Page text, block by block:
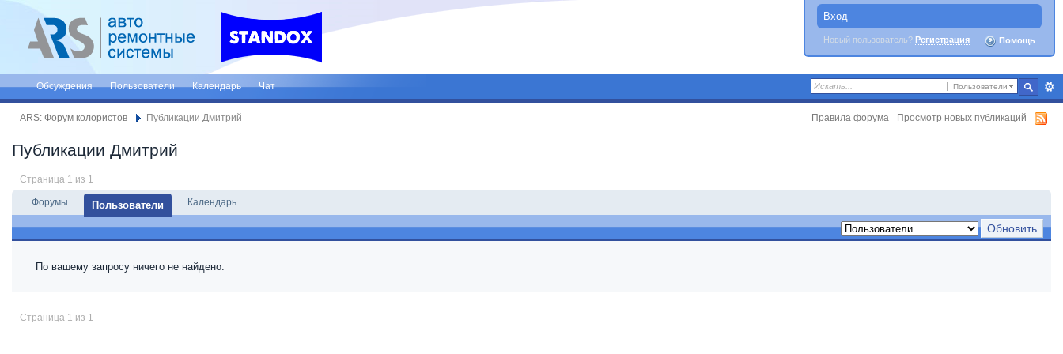
Вход
Новый пользователь? Регистрация Помощь
Пользователи
Обсуждения Пользователи Календарь Чат
ARS: Форум колористов Публикации Дмитрий Правила форума Просмотр новых публикаций
Публикации Дмитрий
Страница 1 из 1
Форумы Пользователи Календарь
По вашему запросу ничего не найдено.
Страница 1 из 1